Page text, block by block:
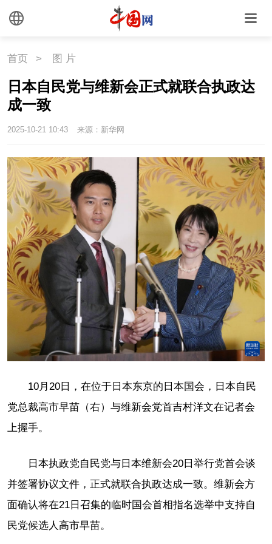
国情
国情
海洋 草原 湾区
首页 > 图 片
日本自民党与维新会正式就联合执政达
成一致
2025-10-21 10:43 来源：新华网
10月20日，在位于日本东京的日本国会，日本自民
党总裁高市早苗（右）与维新会党首吉村洋文在记者会
上握手。
日本执政党自民党与日本维新会20日举行党首会谈
并签署协议文件，正式就联合执政达成一致。维新会方
面确认将在21日召集的临时国会首相指名选举中支持自
民党候选人高市早苗。